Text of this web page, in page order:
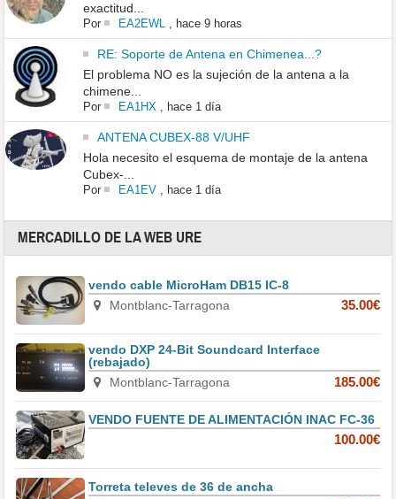
exactitud...
Por EA2EWL, hace 9 horas
RE: Soporte de Antena en Chimenea...?
El problema NO es la sujeción de la antena a la
chimene...
Por EA1HX, hace 1 día
ANTENA CUBEX-88 V/UHF
Hola necesito el esquema de montaje de la antena
Cubex-...
Por EA1EV, hace 1 día
MERCADILLO DE LA WEB URE
vendo cable MicroHam DB15 IC-8
Montblanc-Tarragona
35.00€
vendo DXP 24-Bit Soundcard Interface
(rebajado)
Montblanc-Tarragona
185.00€
VENDO FUENTE DE ALIMENTACIÓN INAC FC-36
100.00€
Torreta televes de 36 de ancha